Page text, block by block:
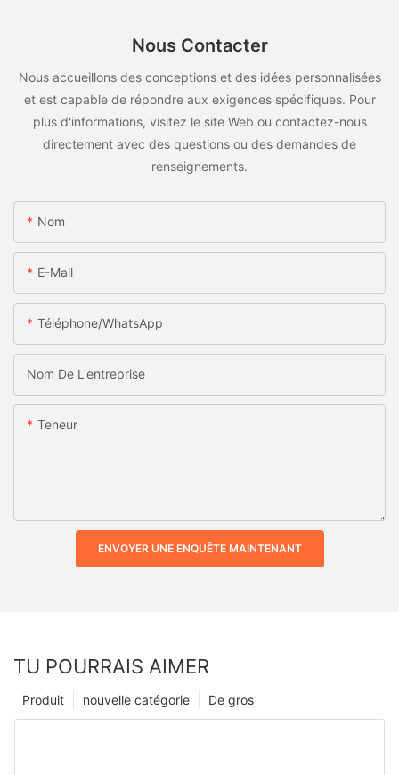
Nous Contacter
Nous accueillons des conceptions et des idées personnalisées
et est capable de répondre aux exigences spécifiques. Pour
plus d'informations, visitez le site Web ou contactez-nous
directement avec des questions ou des demandes de
renseignements.
Nom
E-Mail
Téléphone/WhatsApp
Nom De L'entreprise
Teneur
ENVOYER UNE ENQUÊTE MAINTENANT
TU POURRAIS AIMER
De gros
nouvelle catégorie
Produit